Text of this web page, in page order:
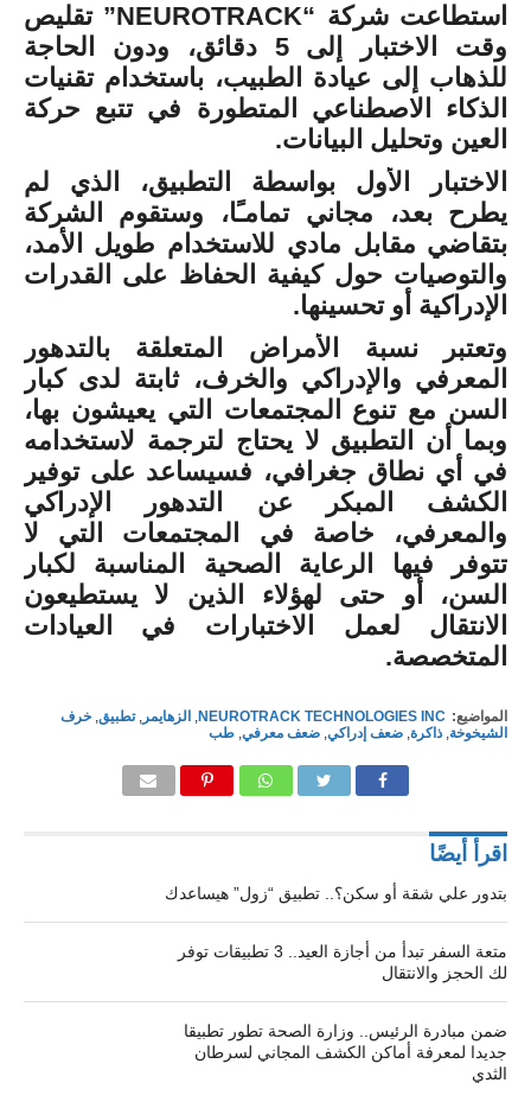
استطاعت شركة “NEUROTRACK” تقليص
وقت الاختبار إلى 5 دقائق، ودون الحاجة
للذهاب إلى عيادة الطبيب، باستخدام تقنيات
الذكاء الاصطناعي المتطورة في تتبع حركة
العين وتحليل البيانات.
الاختبار الأول بواسطة التطبيق، الذي لم
يطرح بعد، مجاني تمامـًا، وستقوم الشركة
بتقاضي مقابل مادي للاستخدام طويل الأمد،
والتوصيات حول كيفية الحفاظ على القدرات
الإدراكية أو تحسينها.
وتعتبر نسبة الأمراض المتعلقة بالتدهور
المعرفي والإدراكي والخرف، ثابتة لدى كبار
السن مع تنوع المجتمعات التي يعيشون بها،
وبما أن التطبيق لا يحتاج لترجمة لاستخدامه
في أي نطاق جغرافي، فسيساعد على توفير
الكشف المبكر عن التدهور الإدراكي
والمعرفي، خاصة في المجتمعات التي لا
تتوفر فيها الرعاية الصحية المناسبة لكبار
السن، أو حتى لهؤلاء الذين لا يستطيعون
الانتقال لعمل الاختبارات في العيادات
المتخصصة.
المواضيع: NEUROTRACK TECHNOLOGIES INC
, الزهايمر ,تطبيق, خرف
الشيخوخة,ذاكرة, ضعف إدراكي, ضعف معرفي, طب
اقرأ أيضًا
بتدور علي شقة أو سكن؟.. تطبيق “زول” هيساعدك
متعة السفر تبدأ من أجازة العيد.. 3 تطبيقات توفر
لك الحجز والانتقال
ضمن مبادرة الرئيس.. وزارة الصحة تطور تطبيقا
جديدا لمعرفة أماكن الكشف المجاني لسرطان
الثدي